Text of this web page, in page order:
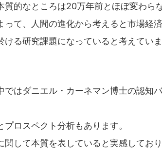
質的なところは20万年前とほぼ変わら
って、人間の進化から考えると市場経
る研究課題になっていると考えていま
はダニエル・カーネマン博士の認知
ロスペクト分析もあります。
して本質を表していると実感してお